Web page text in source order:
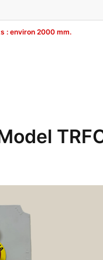
: environ 2000 mm.